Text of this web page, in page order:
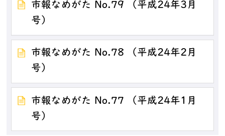
市報なめがた No.79 （平成24年3月
号）
市報なめがた No.78 （平成24年2月
号）
市報なめがた No.77 （平成24年1月
号）